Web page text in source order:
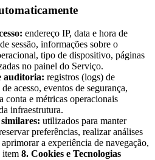
endereço IP, data e hora de
sessão, informações sobre o
tipo de dispositivo, páginas
no painel do Serviço.
auditoria: registros (logs) de
acesso, eventos de segurança,
conta e métricas operacionais
infraestrutura.
utilizados para manter
preferências, realizar análises
aprimorar a experiência de navegação,
item 8. Cookies e Tecnologias